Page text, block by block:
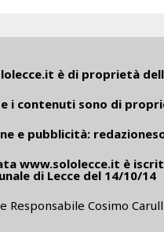
è di proprietà
i contenuti sono di
e pubblicità:
www.sololecce.it è
di Lecce del 14/10/14
Responsabile Cosimo